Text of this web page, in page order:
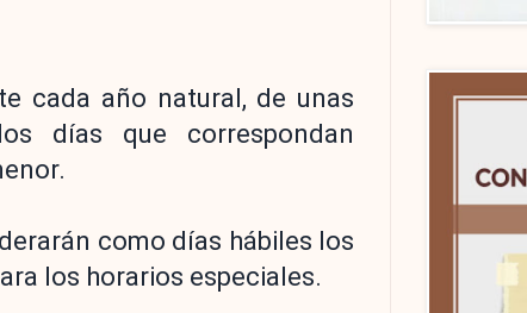
cada año natural, de unas
días que correspondan
como días hábiles los
los horarios especiales.